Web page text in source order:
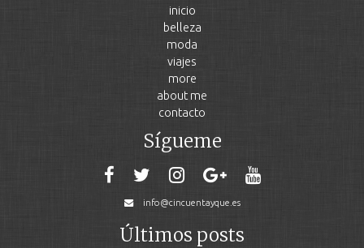
inicio
belleza
moda
viajes
more
about me
contacto
Sígueme
info@cincuentayque.es
Últimos posts